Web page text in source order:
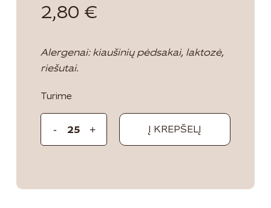
2,80 €
Alergenai: kiaušinių pėdsakai, laktozė,
riešutai.
Turime
Į KREPŠELĮ